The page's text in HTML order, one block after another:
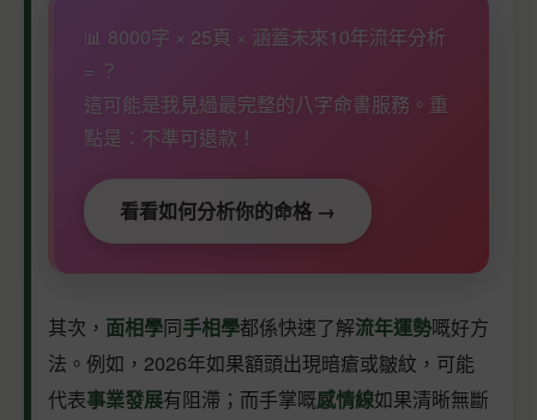
📊 8000字 × 25頁 × 涵蓋未來10年流年分析
= ？
這可能是我見過最完整的八字命書服務。重
點是：不準可退款！
看看如何分析你的命格 →
其次， 面相學同手相學都係快速了解流年運勢嘅好方
法。例如，2026年如果額頭出現暗瘡或皺紋，可能
代表事業發展有阻滯；而手掌嘅感情線如果清晰無斷